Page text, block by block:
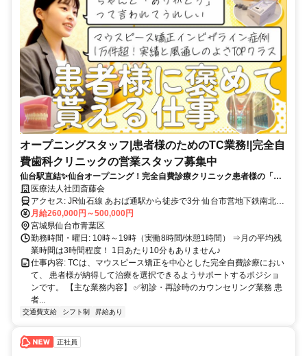
オープニングスタッフ|患者様のためのTC業務!|完全自
費歯科クリニックの営業スタッフ募集中
仙台駅直結✨仙台オープニング！完全自費診療クリニック患者様の「納
得できる選択」を支えるカウンセリング営業スタッフ募集中！
医療法人社団斎藤会
アクセス: JR仙石線 あおば通駅から徒歩で3分 仙台市営地下鉄南北線
仙台駅から徒歩で3分 仙台市営地下鉄東西線 仙台駅から徒歩で3分
月給260,000円～500,000円
宮城県仙台市青葉区
勤務時間・曜日: 10時～19時（実働8時間/休憩1時間） ⇒月の平均残
業時間は3時間程度！ 1日あたり10分もありません♪
仕事内容: TCは、マウスピース矯正を中心とした完全自費診療におい
て、 患者様が納得して治療を選択できるようサポートするポジショ
ンです。 【主な業務内容】 ✅初診・再診時のカウンセリング業務 患
者...
交通費支給 シフト制 昇給あり
正社員